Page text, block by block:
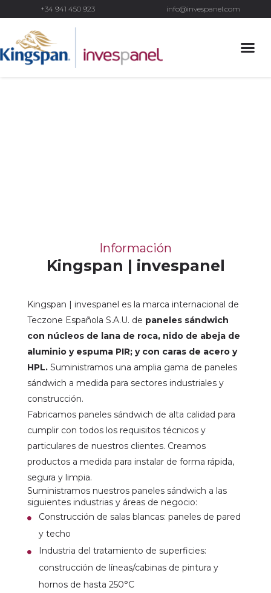
+34 941 450 923 info@invespanel.com
Información
Kingspan | invespanel
Kingspan | invespanel es la marca internacional de
Teczone Española S.A.U. de paneles sándwich
con núcleos de lana de roca, nido de abeja de
aluminio y espuma PIR; y con caras de acero y
HPL. Suministramos una amplia gama de paneles
sándwich a medida para sectores industriales y
construcción.
Fabricamos paneles sándwich de alta calidad para
cumplir con todos los requisitos técnicos y
particulares de nuestros clientes. Creamos
productos a medida para instalar de forma rápida,
segura y limpia.
Suministramos nuestros paneles sándwich a las
siguientes industrias y áreas de negocio:
Construcción de salas blancas: paneles de pared
y techo
Industria del tratamiento de superficies:
construcción de líneas/cabinas de pintura y
hornos de hasta 250°C